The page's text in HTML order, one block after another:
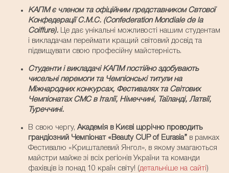
КАПМ є членом та офіційним представником Свтової
Конфедерації С.М.С. (Confederation Mondiale de la
Coiffure). Це дає унікальні можливості нашим студентам
і викладачам переймати кращий світовий досвід та
підвищувати свою професійну майстерність.
Студенти і викладачі КАПМ постійно здобувають
чисельні перемоги та Чемпіонські титули на
Міжнародних конкурсах, Фестивалях та Світових
Чемпіонатах СМС в Італії, Німеччині, Таїланді, Латвії,
Туреччині.
В свою чергу, Академія в Києві щорічно проводить
грандіозний Чемпіонат «Beauty CUP of Eurasia” в рамках
Фестивалю «Кришталевий Янгол», в якому змагаються
майстри майже зі всіх регіонів України та команди
фахівців із понад 10 країн світу! (детальніше на сайті)